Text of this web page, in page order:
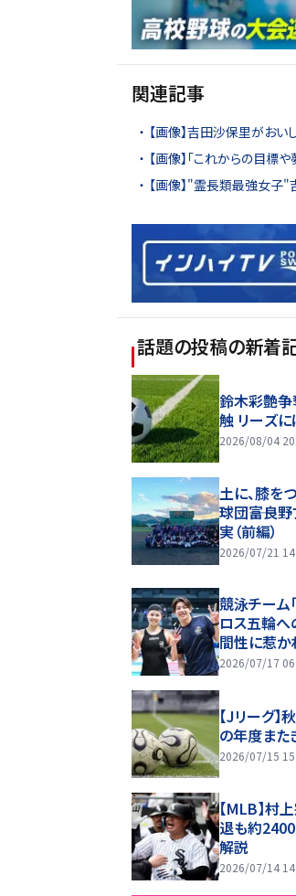
関連記事
【画像】吉田沙保里がおい
【画像】「これからの目標
【画像】"霊長類最強女子"
話題の投稿の新着
鈴木彩艶争
触 リーズ
2026/08/04
土に、膝を
球団――富良
実（前編）
2026/07/21
競泳チーム
ロス五輪へ
間性に惹
2026/07/17
【Jリーグ
の年度また
2026/07/15
【MLB】村
退も約
解説
2026/07/14